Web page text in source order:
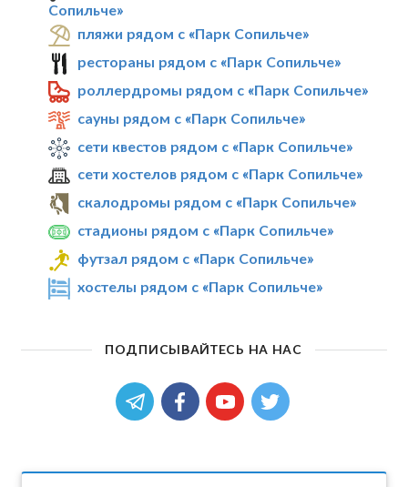
Сопильче»
пляжи рядом с «Парк Сопильче»
рестораны рядом с «Парк Сопильче»
роллердромы рядом с «Парк Сопильче»
сауны рядом с «Парк Сопильче»
сети квестов рядом с «Парк Сопильче»
сети хостелов рядом с «Парк Сопильче»
скалодромы рядом с «Парк Сопильче»
стадионы рядом с «Парк Сопильче»
футзал рядом с «Парк Сопильче»
хостелы рядом с «Парк Сопильче»
ПОДПИСЫВАЙТЕСЬ НА НАС